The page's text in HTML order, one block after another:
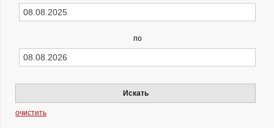
по
Искать
очистить